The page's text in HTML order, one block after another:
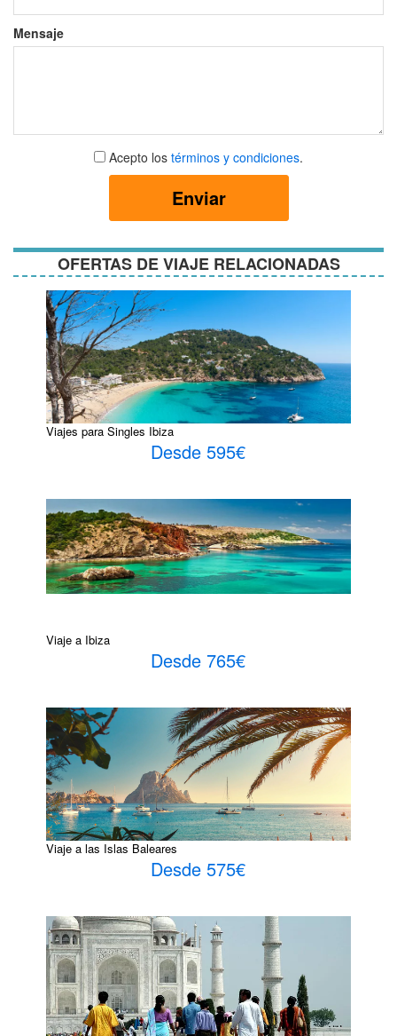
Mensaje
Aceptar
términos
Acepto los términos y condiciones.
Enviar
OFERTAS DE VIAJE RELACIONADAS
Viajes para Singles Ibiza
Desde 595€
Viaje a Ibiza
Desde 765€
Viaje a las Islas Baleares
Desde 575€